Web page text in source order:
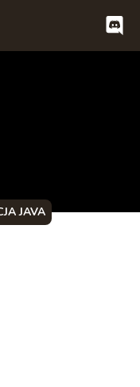
JAVA